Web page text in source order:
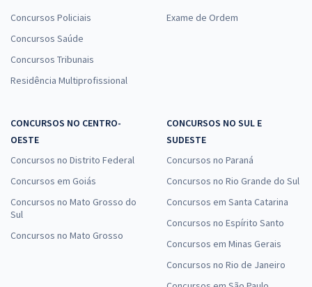
Concursos Policiais
Concursos Saúde
Concursos Tribunais
Residência Multiprofissional
Exame de Ordem
CONCURSOS NO CENTRO-
OESTE
Concursos no Distrito Federal
Concursos em Goiás
Concursos no Mato Grosso do
Sul
Concursos no Mato Grosso
CONCURSOS NO SUL E
SUDESTE
Concursos no Paraná
Concursos no Rio Grande do Sul
Concursos em Santa Catarina
Concursos no Espírito Santo
Concursos em Minas Gerais
Concursos no Rio de Janeiro